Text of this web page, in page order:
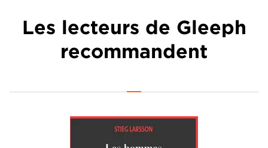
Les lecteurs de Gleeph
recommandent